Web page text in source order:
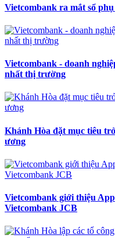
Vietcombank ra mắt sổ
Vietcombank - doanh
nhất thị trường
Khánh Hòa đặt mục tiêu
ương
Vietcombank giới thiệu
Vietcombank JCB